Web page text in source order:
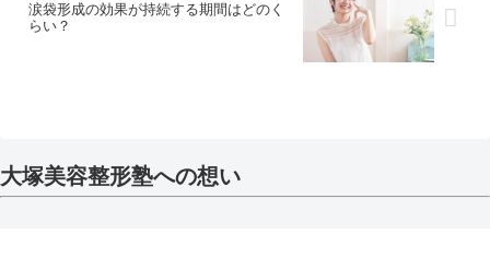
涙袋形成の効果が持続する期間はどのく
らい？
大塚美容整形塾への想い